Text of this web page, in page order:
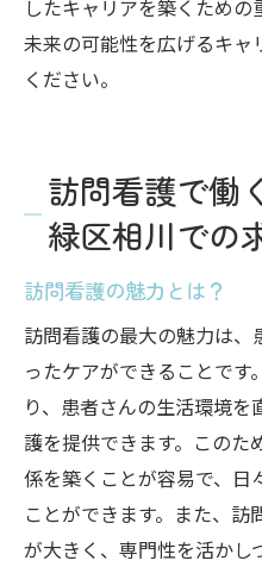
したキャリアを築くための
未来の可能性を広げるキャ
ください。
訪問看護で働
緑区相川での
訪問看護の魅力とは？
訪問看護の最大の魅力は
ったケアができることで
り、患者さんの生活環境
護を提供できます。このた
係を築くことが容易で、日
ことができます。また、
が大きく、専門性を活かし